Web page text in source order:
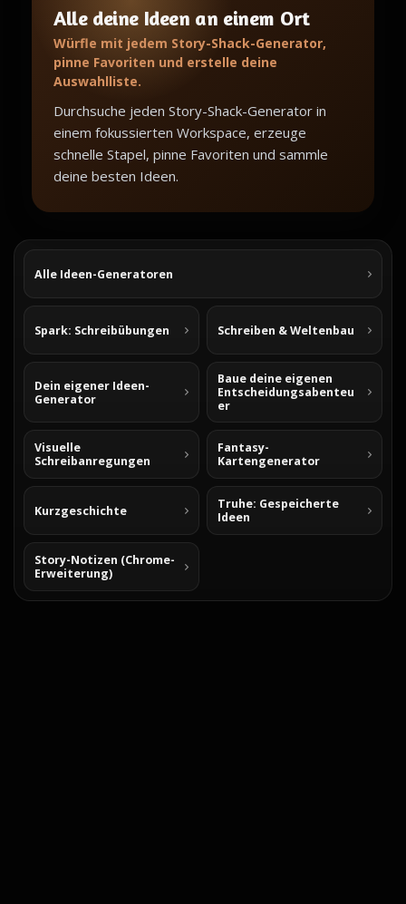
Alle deine Ideen an einem Ort
Würfle mit jedem Story-Shack-Generator,
pinne Favoriten und erstelle deine
Auswahlliste.
Durchsuche jeden Story-Shack-Generator in
einem fokussierten Workspace, erzeuge
schnelle Stapel, pinne Favoriten und sammle
deine besten Ideen.
Alle Ideen-Generatoren
Spark: Schreibübungen Schreiben & Weltenbau
Dein eigener Ideen-
Generator
Baue deine eigenen
Entscheidungsabenteu
er
Visuelle
Schreibanregungen
Fantasy-
Kartengenerator
Kurzgeschichte
Truhe: Gespeicherte
Ideen
Story-Notizen (Chrome-
Erweiterung)